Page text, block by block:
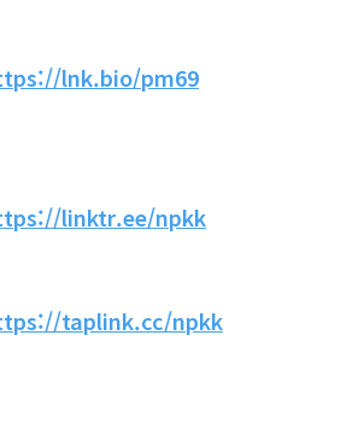
lnk.bio/pm69
linktr.ee/npkk
taplink.cc/npkk